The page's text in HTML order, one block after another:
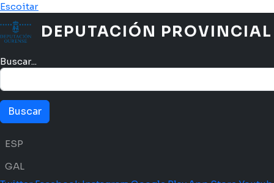
Ir o contido principal
Escoitar
DEPUTACIÓN PROVINCIAL
Buscar...
Menú idioma
ESP
GAL